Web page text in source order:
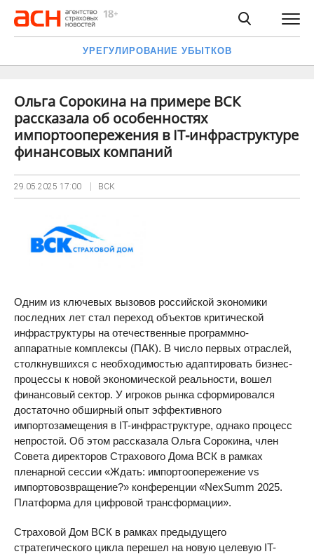
УРЕГУЛИРОВАНИЕ УБЫТКОВ
Ольга Сорокина на примере ВСК
рассказала об особенностях
импортоопережения в IT-инфраструктуре
финансовых компаний
29.05.2025 17:00 ВСК
Одним из ключевых вызовов российской экономики
последних лет стал переход объектов критической
инфраструктуры на отечественные программно-
аппаратные комплексы (ПАК). В число первых отраслей,
столкнувшихся с необходимостью адаптировать бизнес-
процессы к новой экономической реальности, вошел
финансовый сектор. У игроков рынка сформировался
достаточно обширный опыт эффективного
импортозамещения в IT-инфраструктуре, однако процесс
непростой. Об этом рассказала Ольга Сорокина, член
Совета директоров Страхового Дома ВСК в рамках
пленарной сессии «Ждать: импортоопережение vs
импортовозвращение?» конференции «NexSumm 2025.
Платформа для цифровой трансформации».
Страховой Дом ВСК в рамках предыдущего
стратегического цикла перешел на новую целевую IT-